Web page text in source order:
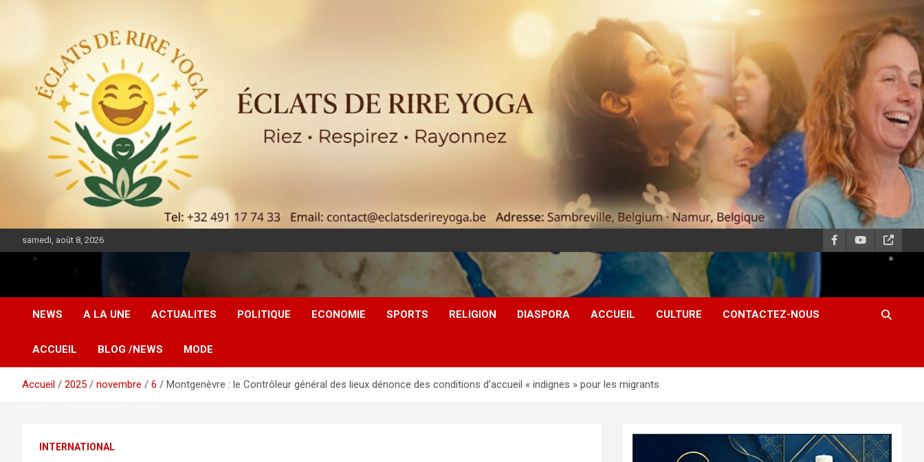
samedi, août 8, 2026
DIASPORA PULSE
NEWS A LA UNE ACTUALITES POLITIQUE ECONOMIE SPORTS RELIGION DIASPORA ACCUEIL CULTURE CONTACTEZ-NOUS
ACCUEIL BLOG /NEWS MODE
Accueil 2025 novembre 6 Montgenèvre : le Contrôleur général des lieux dénonce des conditions d’accueil « indignes » pour les migrants
INTERNATIONAL